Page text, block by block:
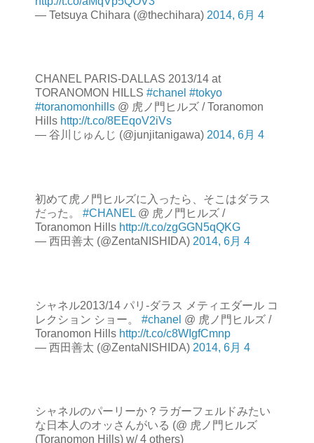
— Tetsuya Chihara (@thechihara) 2014, 6月 4
CHANEL PARIS-DALLAS 2013/14 at
TORANOMON HILLS #chanel #tokyo
#toranomonhills @ 虎ノ門ヒルズ / Toranomon
Hills http://t.co/8EEqoV2iVs
— 谷川じゅんじ (@junjitanigawa) 2014, 6月 4
初めて虎ノ門ヒルズに入ったら、そこはダラス
だった。 #CHANEL @ 虎ノ門ヒルズ /
Toranomon Hills http://t.co/zgGGN5qQKG
— 西田善太 (@ZentaNISHIDA) 2014, 6月 4
シャネル2013/14 パリ-ダラス メティエダール コ
レクション ショー。 #chanel @ 虎ノ門ヒルズ /
Toranomon Hills http://t.co/c8WIgfCmnp
— 西田善太 (@ZentaNISHIDA) 2014, 6月 4
シャネルのパーリーか？ラガーフェルドみたい
な日本人のオッさんがいる (@ 虎ノ門ヒルズ
(Toranomon Hills) w/ 4 others)